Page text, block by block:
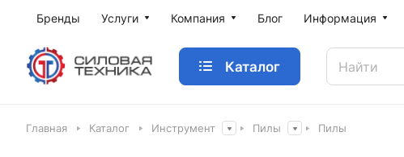
Бренды Услуги Компания Блог Информация
Каталог
Главная Каталог Инструмент Пилы Пилы